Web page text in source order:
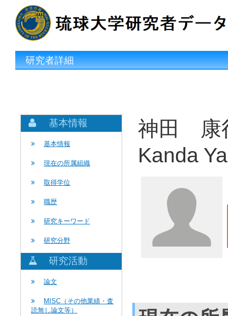
研究者詳細
基本情報
基本情報
現在の所属組織
取得学位
職歴
研究キーワード
研究分野
研究活動
論文
MISC（その他業績・査
読無し論文等）
神田 康
Kanda